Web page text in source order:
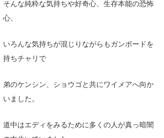
そんな純粋な気持ちや好奇心、生存本能の恐怖
心、
いろんな気持ちが混じりながらもガンボードを
持ちチャリで
弟のケンシン、ショウゴと共にワイメアへ向か
いました。
道中はエディをみるために多くの人が真っ暗闇